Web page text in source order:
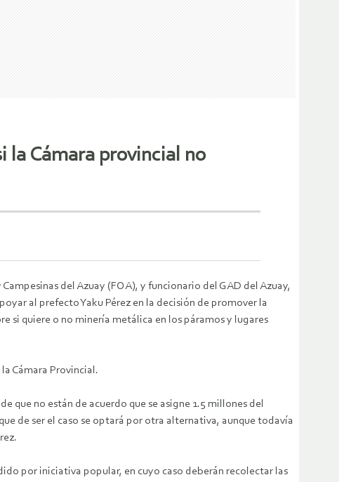
la Cámara provincial no
del Azuay (FOA), y funcionario del GAD del Azuay,
al prefecto Yaku Pérez en la decisión de promover la
si quiere o no minería metálica en los páramos y lugares
Cámara Provincial.
que no están de acuerdo que se asigne 1.5 millones del
de ser el caso se optará por otra alternativa, aunque todavía
por iniciativa popular, en cuyo caso deberán recolectar las